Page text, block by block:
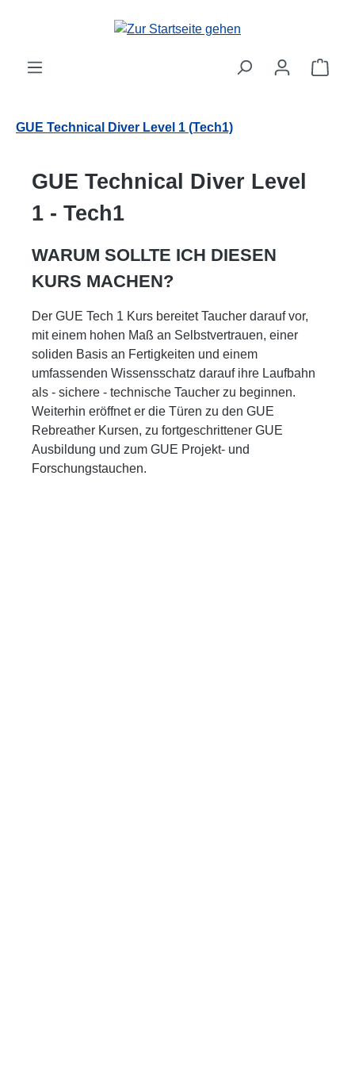
Zum Hauptinhalt springen
GUE Technical Diver Level 1 (Tech1)
GUE Technical Diver Level
1 - Tech1
WARUM SOLLTE ICH DIESEN
KURS MACHEN?
Der GUE Tech 1 Kurs bereitet Taucher darauf vor,
mit einem hohen Maß an Selbstvertrauen, einer
soliden Basis an Fertigkeiten und einem
umfassenden Wissensschatz darauf ihre Laufbahn
als - sichere - technische Taucher zu beginnen.
Weiterhin eröffnet er die Türen zu den GUE
Rebreather Kursen, zu fortgeschrittener GUE
Ausbildung und zum GUE Projekt- und
Forschungstauchen.